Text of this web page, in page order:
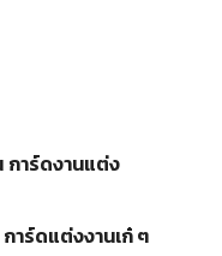
การ์ดงานแต่ง
การ์ดแต่งงานเก๋ ๆ